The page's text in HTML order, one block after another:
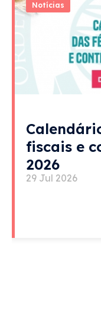
Notícias
fiscais e
2026
29 Jul 2026